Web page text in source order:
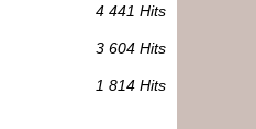
4 441 Hits
3 604 Hits
1 814 Hits